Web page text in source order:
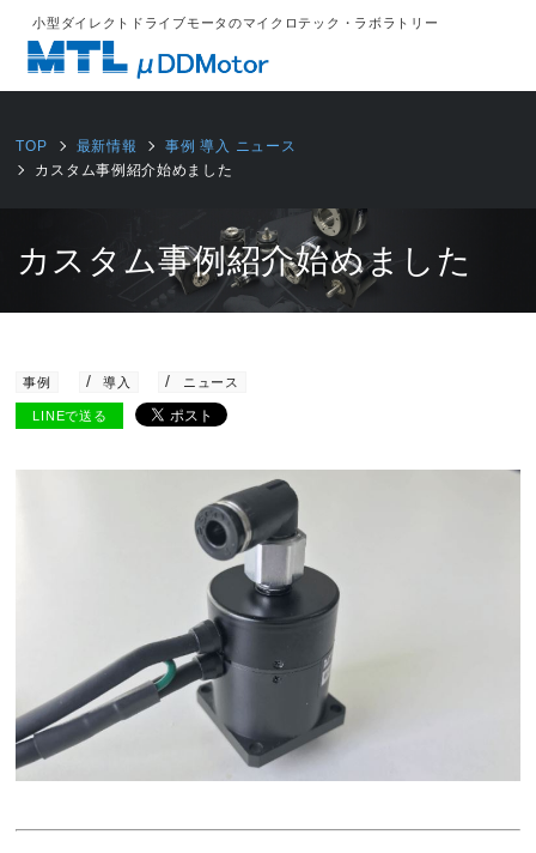
小型ダイレクトドライブモータのマイクロテック・ラボラトリー
TOP 最新情報 事例 導入 ニュース
カスタム事例紹介始めました
カスタム事例紹介始めました
事例 導入 ニュース
LINEで送る